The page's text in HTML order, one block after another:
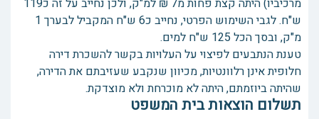
מרכיביו) היתה קצת פחות מ7 ₪ למ"ק, ולכן נחייב על זה כ119
ש"ח. לגבי השימוש הפרטי, נחייב כ6 ש"ח המקביל לבערך 1
מ"ק, ובסך הכל 125 ש"ח למים.
טענת הנתבעים לפיצוי על העלויות בקשר להשכרת דירה
חלופית אינן רלוונטיות, מכיוון שנקבע שעזיבתם את הדירה,
שהיתה ביוזמתם, היתה לא מוכרחת ולא מוצדקת.
תשלום הוצאות בית המשפט